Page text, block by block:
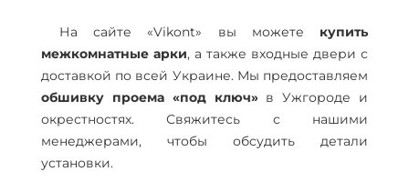
На сайте «Vikont» вы можете купить
межкомнатные арки, а также входные двери с
доставкой по всей Украине. Мы предоставляем
обшивку проема «под ключ»в Ужгороде и
окрестностях. Свяжитесь с нашими
менеджерами, чтобы обсудить детали
установки.